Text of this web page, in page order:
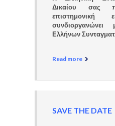
Δικαίου σας
επιστημονική
Ελλήνων
Read more
SAVE THE DATE